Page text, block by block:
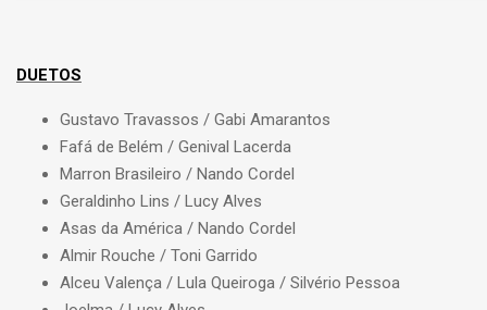
DUETOS
Gustavo Travassos / Gabi Amarantos
Fafá de Belém / Genival Lacerda
Marron Brasileiro / Nando Cordel
Geraldinho Lins / Lucy Alves
Asas da América / Nando Cordel
Almir Rouche / Toni Garrido
Alceu Valença / Lula Queiroga / Silvério Pessoa